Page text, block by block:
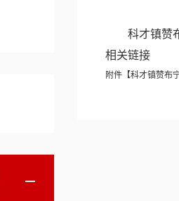
科才镇赞
相关链接
附件【科才镇赞布